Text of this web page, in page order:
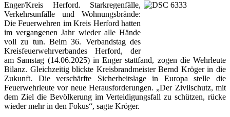
Enger/Kreis Herford. Starkregenfälle,
Verkehrsunfälle und Wohnungsbrände:
Die Feuerwehren im Kreis Herford hatten
im vergangenen Jahr wieder alle Hände
voll zu tun. Beim 36. Verbandstag des
Kreisfeuerwehrverbandes Herford, der
am Samstag (14.06.2025) in Enger stattfand, zogen die Wehrleute
Bilanz. Gleichzeitig blickte Kreisbrandmeister Bernd Kröger in die
Zukunft. Die verschärfte Sicherheitslage in Europa stelle die
Feuerwehrleute vor neue Herausforderungen. „Der Zivilschutz, mit
dem Ziel die Bevölkerung im Verteidigungsfall zu schützen, rücke
wieder mehr in den Fokus“, sagte Kröger.